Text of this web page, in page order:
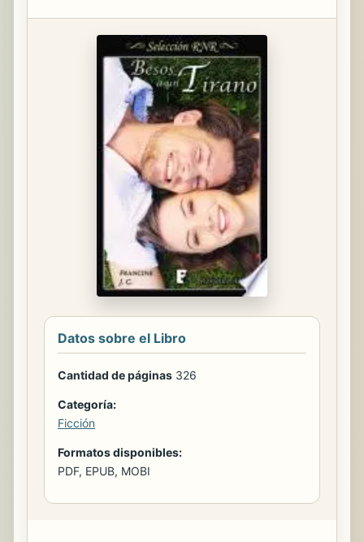
Datos sobre el Libro
Cantidad de páginas 326
Categoría:
Ficción
Formatos disponibles:
PDF, EPUB, MOBI